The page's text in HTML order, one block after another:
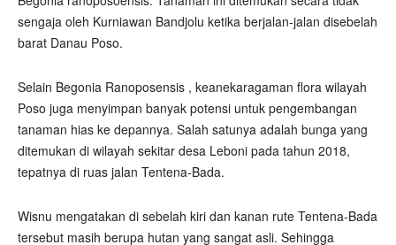
sengaja oleh Kurniawan Bandjolu ketika berjalan-jalan disebelah
barat Danau Poso.
Selain Begonia Ranoposensis , keanekaragaman flora wilayah
Poso juga menyimpan banyak potensi untuk pengembangan
tanaman hias ke depannya. Salah satunya adalah bunga yang
ditemukan di wilayah sekitar desa Leboni pada tahun 2018,
tepatnya di ruas jalan Tentena-Bada.
Wisnu mengatakan di sebelah kiri dan kanan rute Tentena-Bada
tersebut masih berupa hutan yang sangat asli. Sehingga